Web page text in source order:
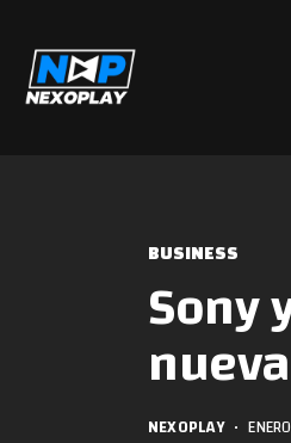
BUSINESS
Sony
NEXOPLAY •